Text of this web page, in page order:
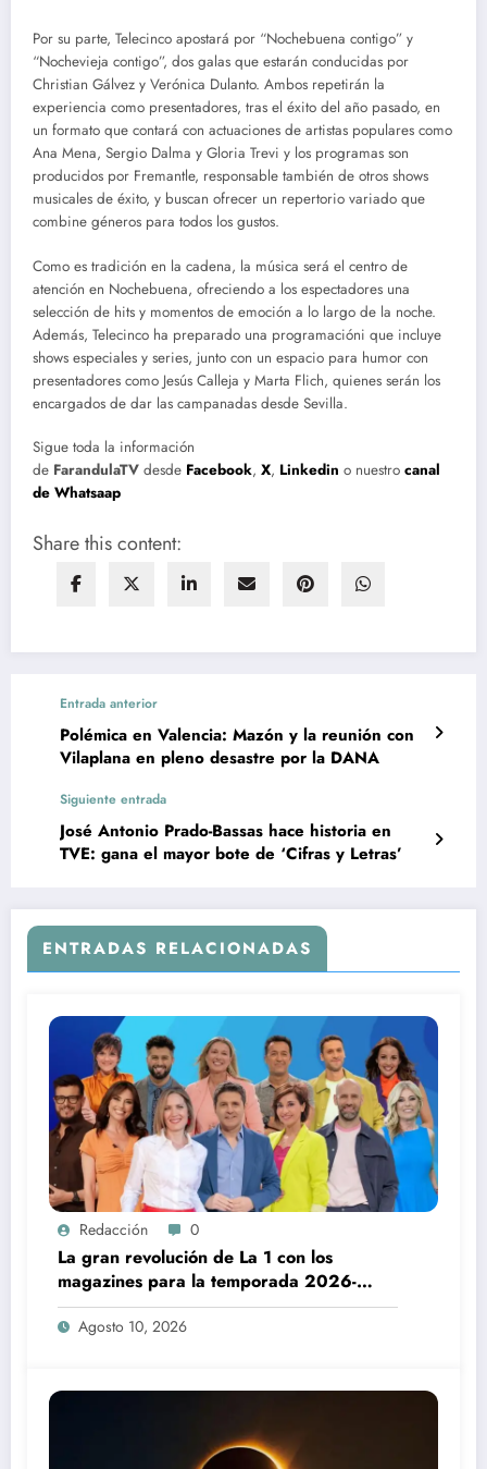
Por su parte, Telecinco apostará por “Nochebuena contigo” y
“Nochevieja contigo”, dos galas que estarán conducidas por
Christian Gálvez y Verónica Dulanto. Ambos repetirán la
experiencia como presentadores, tras el éxito del año pasado, en
un formato que contará con actuaciones de artistas populares como
Ana Mena, Sergio Dalma y Gloria Trevi y los programas son
producidos por Fremantle, responsable también de otros shows
musicales de éxito, y buscan ofrecer un repertorio variado que
combine géneros para todos los gustos.
Como es tradición en la cadena, la música será el centro de
atención en Nochebuena, ofreciendo a los espectadores una
selección de hits y momentos de emoción a lo largo de la noche.
Además, Telecinco ha preparado una programacióni que incluye
shows especiales y series, junto con un espacio para humor con
presentadores como Jesús Calleja y Marta Flich, quienes serán los
encargados de dar las campanadas desde Sevilla.
Sigue toda la información
de FarandulaTV desde Facebook, X, Linkedin o nuestro canal
de Whatsaap
Share this content:
Entrada anterior
Polémica en Valencia: Mazón y la reunión con
Vilaplana en pleno desastre por la DANA
Siguiente entrada
José Antonio Prado-Bassas hace historia en
TVE: gana el mayor bote de ‘Cifras y Letras’
ENTRADAS RELACIONADAS
Redacción 0
La gran revolución de La 1 con los
magazines para la temporada 2026-
2027
Agosto 10, 2026